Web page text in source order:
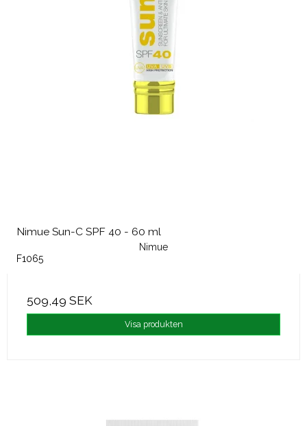
Nimue Sun-C SPF 40 - 60 ml
Nimue
F1065
509,49 SEK
Visa produkten